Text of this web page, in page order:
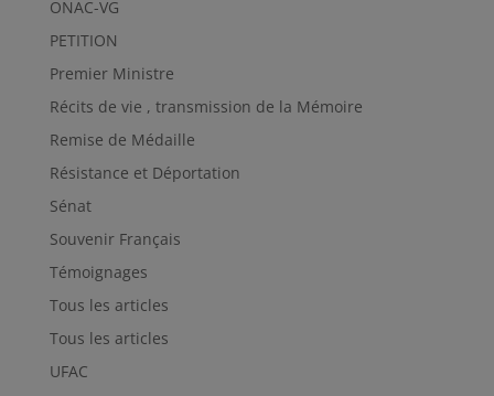
ONAC-VG
PETITION
Premier Ministre
Récits de vie , transmission de la Mémoire
Remise de Médaille
Résistance et Déportation
Sénat
Souvenir Français
Témoignages
Tous les articles
Tous les articles
UFAC